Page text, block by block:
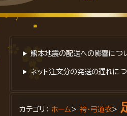
熊本地震の配送への影響に
ネット注文分の発送の遅れに
カテゴリ： ホーム> 袴・弓道衣>